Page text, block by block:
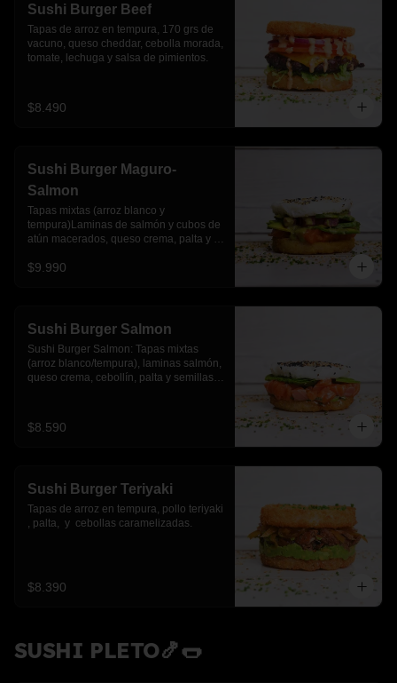
Sushi Burger Beef
Tapas de arroz en tempura, 170 grs de
vacuno, queso cheddar, cebolla morada,
tomate, lechuga y salsa de pimientos.
$8.490
Sushi Burger Maguro-
Salmon
Tapas mixtas (arroz blanco y
tempura)Laminas de salmón y cubos de
atún macerados, queso crema, palta y
$9.990
Sushi Burger Salmon
Sushi Burger Salmon: Tapas mixtas
(arroz blanco/tempura), laminas salmón,
queso crema, cebollín, palta y semillas
$8.590
Sushi Burger Teriyaki
Tapas de arroz en tempura, pollo teriyaki
, palta,  y  cebollas caramelizadas.
$8.390
SUSHI PLETO🍤🌭